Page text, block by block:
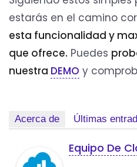
estarás en el camino
esta funcionalidad y
que ofrece. Puedes
nuestra DEMO y
Acerca de Últimas
Equipo De